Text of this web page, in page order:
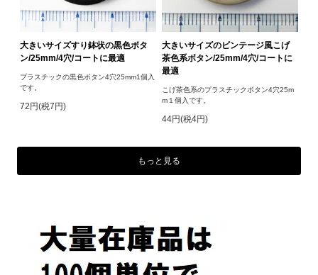
大きいサイズすり鉢状の黒色ボタ
ン/25mm/4穴/コートに最適
プラスチックの黒色ボタン4穴25mm1個入
です。
72円(税7円)
大きいサイズのビンテージ風こげ
茶色系ボタン/25mm/4穴/コートに
最適
こげ茶色系のプラスチックボタン4穴25m
m１個入です。
44円(税4円)
もっと見る